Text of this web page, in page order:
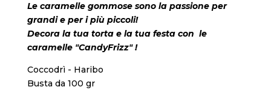
Le caramelle gommose sono la passione per
grandi e per i più piccoli!
Decora la tua torta e la tua festa con le
caramelle "CandyFrizz" !
Coccodrì - Haribo
Busta da 100 gr